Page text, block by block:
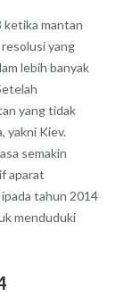
ketika mantan
yang
lebih banyak
yang tidak
yakni Kiev.
semakin
aparat
tahun 2014
menduduki